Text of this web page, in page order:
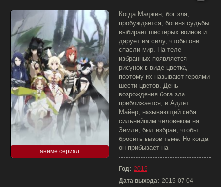
аниме сериал
Когда Маджин, бог зла,
пробуждается, богиня судьбы
выбирает шестерых воинов и
дарует им силу, чтобы они
спасли мир. На теле
избранных появляется
рисунок в виде цветка,
поэтому их называют героями
шести цветов. День
возрождения бога зла
приближается, и Адлет
Майер, называющий себя
сильнейшим человеком на
Земле, был избран, чтобы
бросить вызов тьме. Но когда
он прибывает на
Год: 2015
Дата выхода: 2015-07-04